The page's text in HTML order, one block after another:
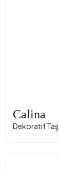
Calina
Dekoratif Taş